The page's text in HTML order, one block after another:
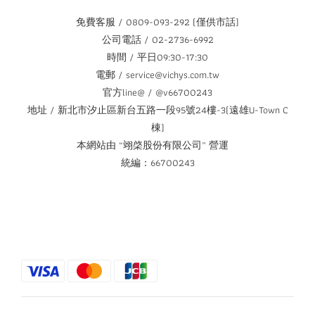
免費客服 / 0809-093-292 (僅供市話)
公司電話 / 02-2736-6992
時間 / 平日09:30-17:30
電郵 / service@vichys.com.tw
官方line@ / @v66700243
地址 / 新北市汐止區新台五路一段95號24樓-3(遠雄U-Town C
棟)
本網站由 “翊棨股份有限公司” 營運
統編：66700243